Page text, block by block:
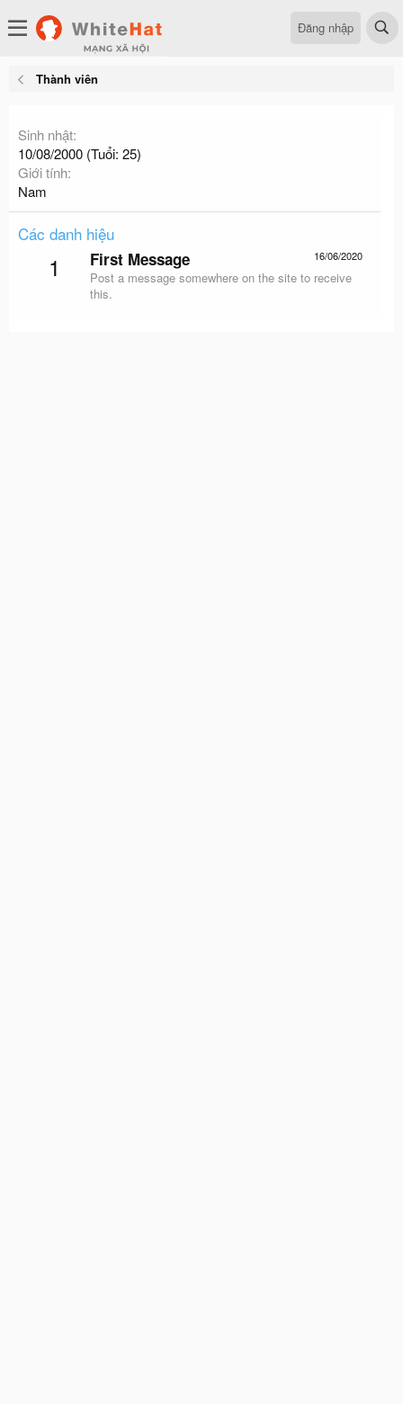
Đăng nhập
Thành viên
Sinh nhật
10/08/2000 (Tuổi: 25)
Giới tính
Nam
Các danh hiệu
1 16/06/2020
First Message
Post a message somewhere on the site to receive
this.